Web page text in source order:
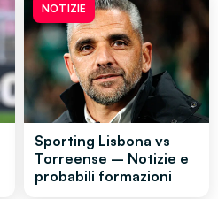
NOTIZIE
Sporting Lisbona vs
Torreense – Notizie e
probabili formazioni